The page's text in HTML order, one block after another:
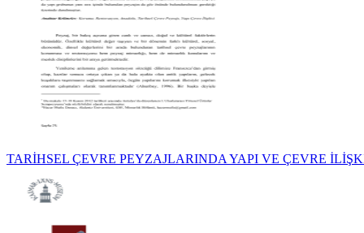
TARİHSEL ÇEVRE PEYZAJLARINDA YAPI VE ÇEVRE